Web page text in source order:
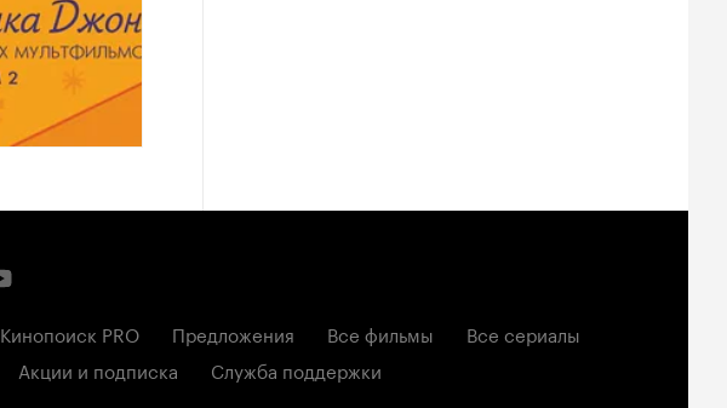
Кинопоиск PRO Предложения Все фильмы
Все сериалы
Акции и подписка Служба поддержки